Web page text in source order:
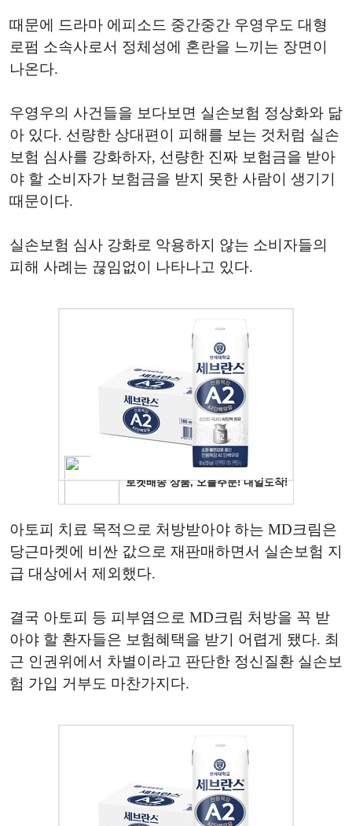
때문에 드라마 에피소드 중간중간 우영우도 대형
로펌 소속사로서 정체성에 혼란을 느끼는 장면이
나온다.
우영우의 사건들을 보다보면 실손보험 정상화와 닮
아 있다. 선량한 상대편이 피해를 보는 것처럼 실손
보험 심사를 강화하자, 선량한 진짜 보험금을 받아
야 할 소비자가 보험금을 받지 못한 사람이 생기기
때문이다.
실손보험 심사 강화로 악용하지 않는 소비자들의
피해 사례는 끊임없이 나타나고 있다.
아토피 치료 목적으로 처방받아야 하는 MD크림은
당근마켓에 비싼 값으로 재판매하면서 실손보험 지
급 대상에서 제외했다.
결국 아토피 등 피부염으로 MD크림 처방을 꼭 받
아야 할 환자들은 보험혜택을 받기 어렵게 됐다. 최
근 인권위에서 차별이라고 판단한 정신질환 실손보
험 가입 거부도 마찬가지다.